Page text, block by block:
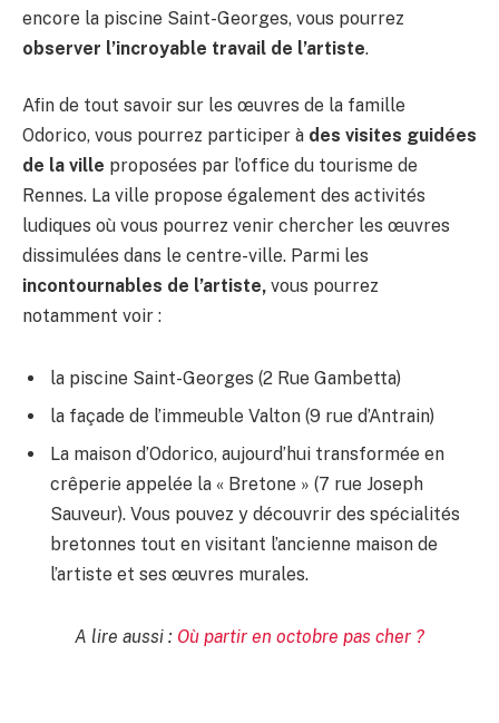
encore la piscine Saint-Georges, vous pourrez
observer l’incroyable travail de l’artiste.
Afin de tout savoir sur les œuvres de la famille
Odorico, vous pourrez participer à des visites guidées
de la ville proposées par l’office du tourisme de
Rennes. La ville propose également des activités
ludiques où vous pourrez venir chercher les œuvres
dissimulées dans le centre-ville. Parmi les
incontournables de l’artiste, vous pourrez
notamment voir :
la piscine Saint-Georges (2 Rue Gambetta)
la façade de l’immeuble Valton (9 rue d’Antrain)
La maison d’Odorico, aujourd’hui transformée en
crêperie appelée la « Bretone » (7 rue Joseph
Sauveur). Vous pouvez y découvrir des spécialités
bretonnes tout en visitant l’ancienne maison de
l’artiste et ses œuvres murales.
A lire aussi : Où partir en octobre pas cher ?